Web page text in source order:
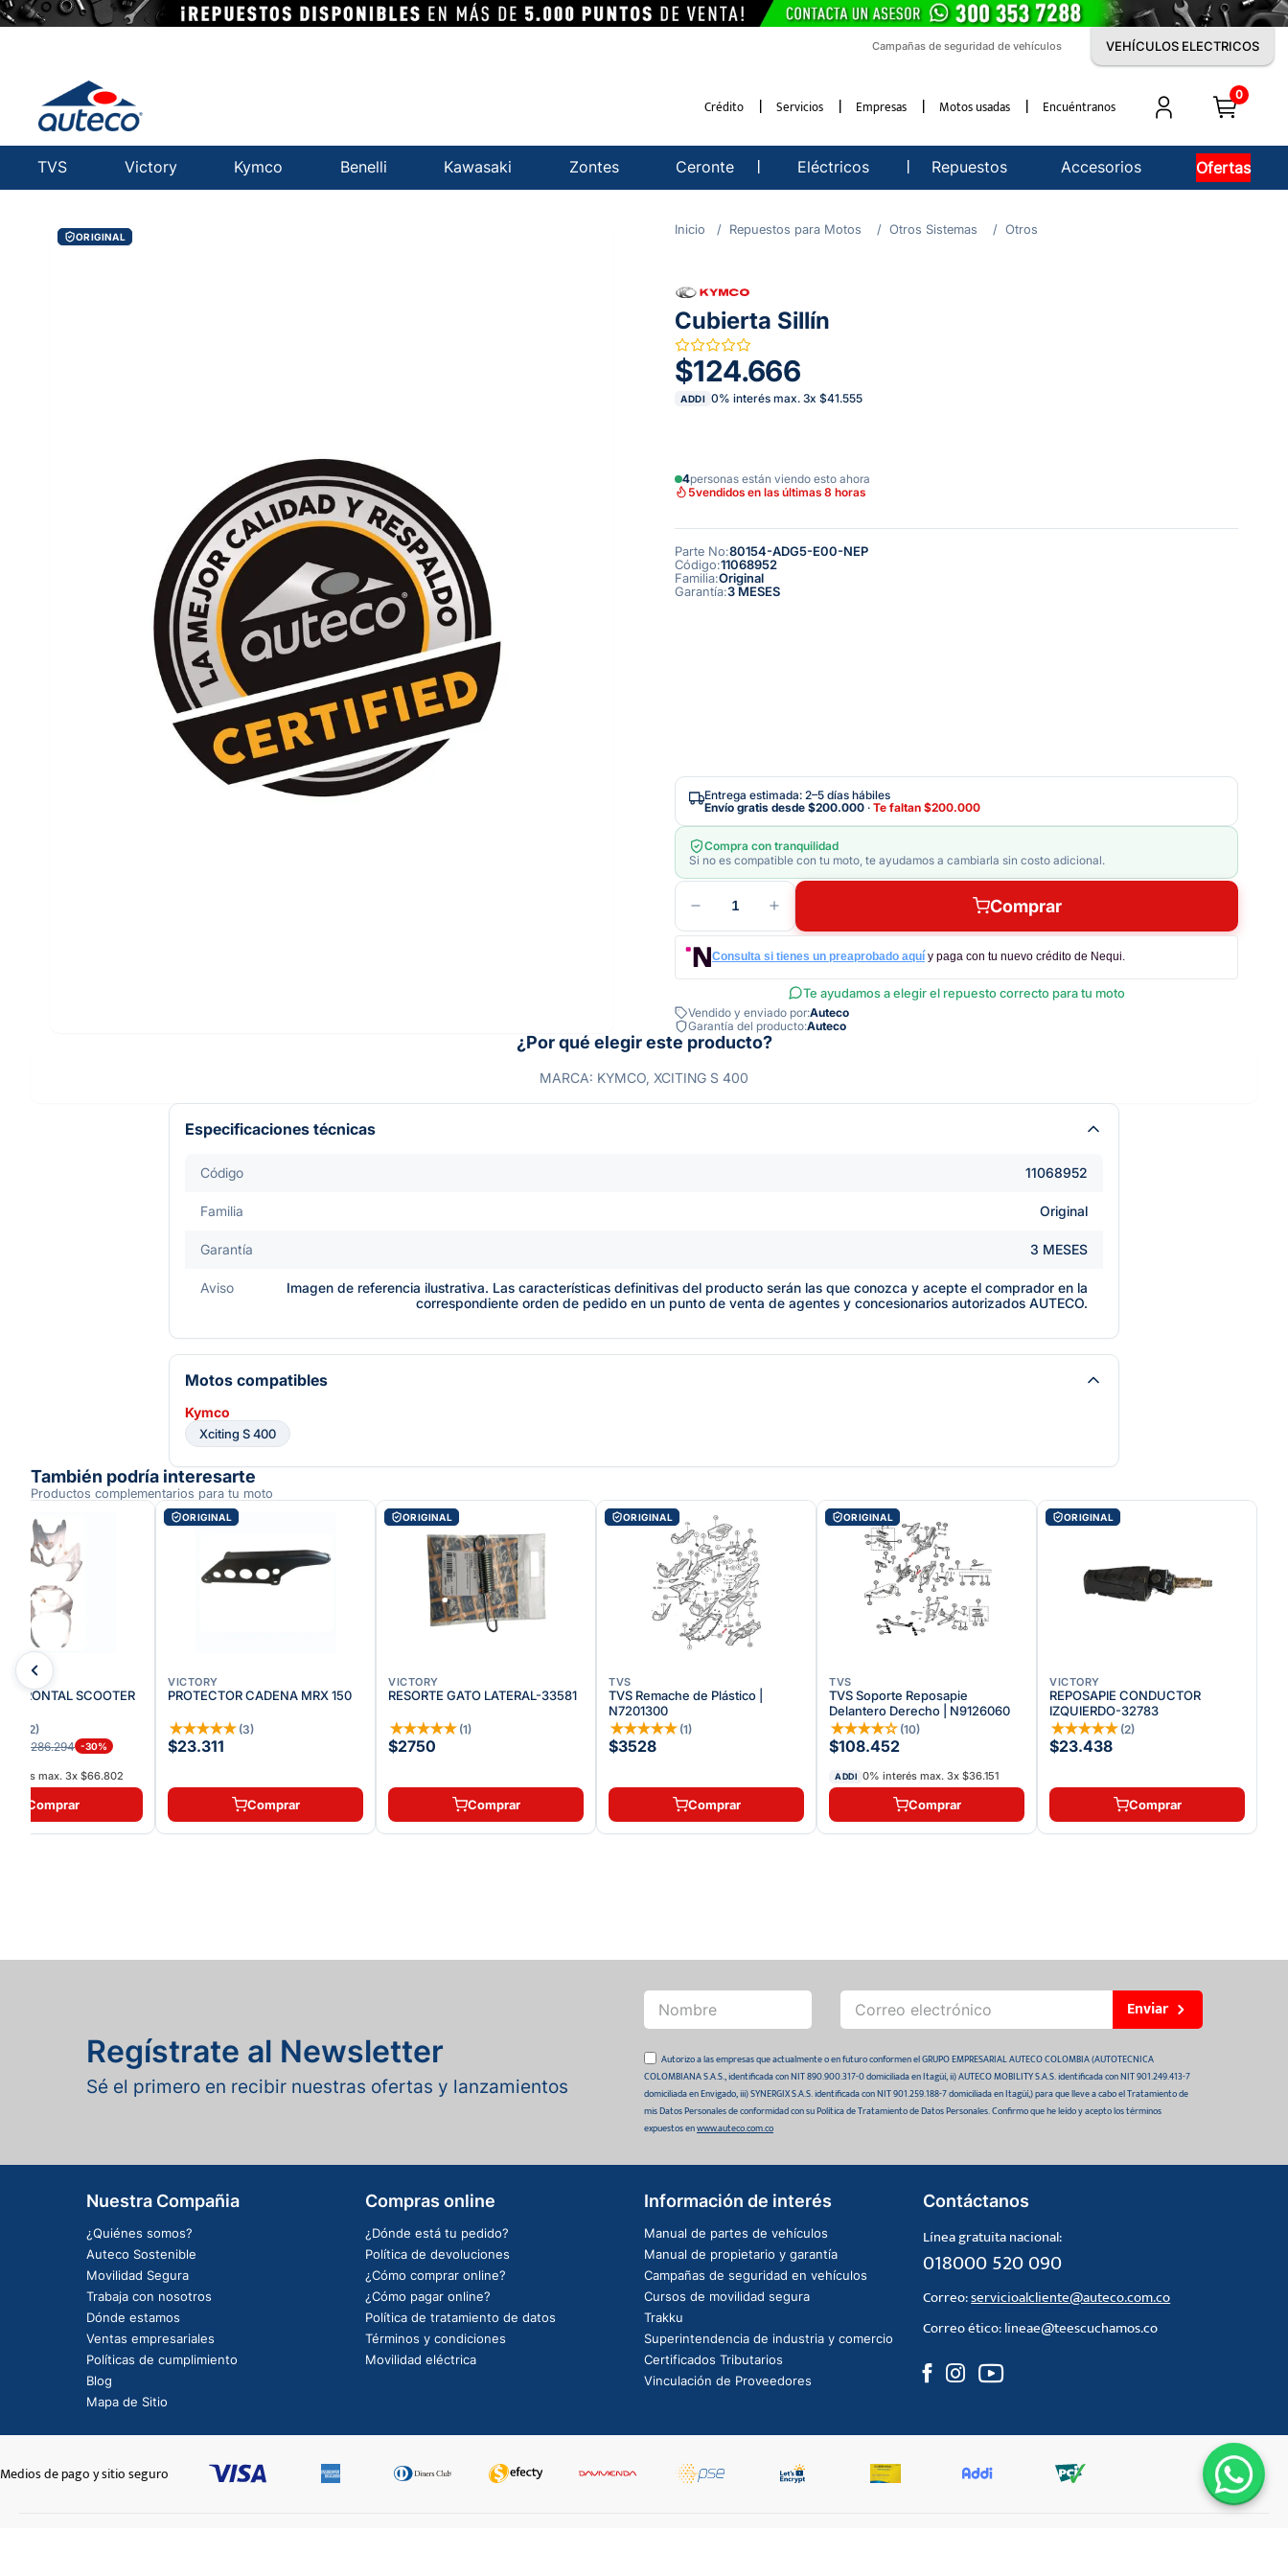
Campañas de seguridad de vehículos VEHÍCULOS ELECTRICOS
Crédito Servicios Empresas Motos usadas Encuéntranos
0
TVS Victory Kymco Benelli Kawasaki Zontes Ceronte Eléctricos Repuestos Accesorios Ofertas
ORIGINAL Repuestos para Motos Otros Sistemas Otros
Cubierta Sillín
$124.666
ADDI 0% interés max. 3x $41.555
4personas están viendo esto ahora
5vendidos en las últimas 8 horas
Parte No:80154-ADG5-E00-NEP
Código:11068952
Familia:Original
Garantía:3 MESES
Entrega estimada: 2–5 días hábiles
Envío gratis desde $200.000 · Te faltan $200.000
Compra con tranquilidad
Si no es compatible con tu moto, te ayudamos a cambiarla sin costo adicional.
1 Comprar
Consulta si tienes un preaprobado aquí y paga con tu nuevo crédito de Nequi.
Te ayudamos a elegir el repuesto correcto para tu moto
Vendido y enviado por:Auteco
Garantía del producto:Auteco
¿Por qué elegir este producto?
MARCA: KYMCO, XCITING S 400
Especificaciones técnicas
Código 11068952
Familia Original
Garantía 3 MESES
Aviso
Imagen de referencia ilustrativa. Las características definitivas del producto serán las que conozca y acepte el comprador en la
correspondiente orden de pedido en un punto de venta de agentes y concesionarios autorizados AUTECO.
Motos compatibles
Kymco
Xciting S 400
También podría interesarte
Productos complementarios para tu moto
FRONTAL SCOOTER
22)
$286.294 -30%
max. 3x $66.802
Comprar
ORIGINAL
VICTORY
PROTECTOR CADENA MRX 150
★★★★★ (3)
$23.311
Comprar
ORIGINAL
VICTORY
RESORTE GATO LATERAL-33581
★★★★★ (1)
$2750
Comprar
ORIGINAL
TVS
TVS Remache de Plástico |
N7201300
★★★★★ (1)
$3528
Comprar
ORIGINAL
TVS
TVS Soporte Reposapie
Delantero Derecho | N9126060
★★★★☆ (10)
$108.452
ADDI 0% interés max. 3x $36.151
Comprar
ORIGINAL
VICTORY
REPOSAPIE CONDUCTOR
IZQUIERDO-32783
★★★★★ (2)
$23.438
Comprar
Regístrate al Newsletter
Sé el primero en recibir nuestras ofertas y lanzamientos
Enviar
Autorizo a las empresas que actualmente o en futuro conformen el GRUPO EMPRESARIAL AUTECO COLOMBIA (AUTOTECNICA
COLOMBIANA S.A.S., identificada con NIT 890.900.317-0 domiciliada en Itagüí, ii) AUTECO MOBILITY S.A.S. identificada con NIT 901.249.413-7
domiciliada en Envigado, iii) SYNERGIX S.A.S. identificada con NIT 901.259.188-7 domiciliada en Itagüí,) para que lleve a cabo el Tratamiento de
mis Datos Personales de conformidad con su Política de Tratamiento de Datos Personales. Confirmo que he leído y acepto los términos
expuestos enwww.auteco.com.co
Nuestra Compañia
¿Quiénes somos?
Auteco Sostenible
Movilidad Segura
Trabaja con nosotros
Dónde estamos
Ventas empresariales
Políticas de cumplimiento
Blog
Mapa de Sitio
Compras online
¿Dónde está tu pedido?
Política de devoluciones
¿Cómo comprar online?
¿Cómo pagar online?
Política de tratamiento de datos
Términos y condiciones
Movilidad eléctrica
Información de interés
Manual de partes de vehículos
Manual de propietario y garantía
Campañas de seguridad en vehículos
Cursos de movilidad segura
Trakku
Superintendencia de industria y comercio
Certificados Tributarios
Vinculación de Proveedores
Contáctanos
Línea gratuita nacional:
018000 520 090
Correo:servicioalcliente@auteco.com.co
Correo ético:lineae@teescuchamos.co
Medios de pago y sitio seguro